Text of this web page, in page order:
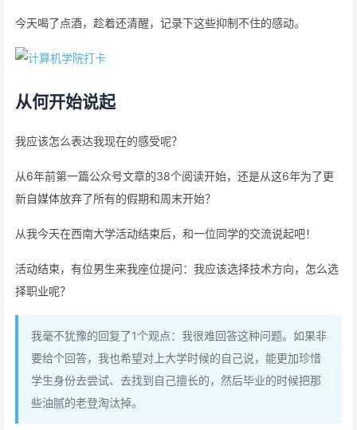
今天喝了点酒，趁着还清醒，记录下这些抑制不住的感动。
从何开始说起
我应该怎么表达我现在的感受呢？
从6年前第一篇公众号文章的38个阅读开始，还是从这6年为了更
新自媒体放弃了所有的假期和周末开始？
从我今天在西南大学活动结束后，和一位同学的交流说起吧！
活动结束，有位男生来我座位提问：我应该选择技术方向，怎么选
择职业呢？
我毫不犹豫的回复了1个观点：我很难回答这种问题。如果非
要给个回答，我也希望对上大学时候的自己说，能更加珍惜
学生身份去尝试、去找到自己擅长的，然后毕业的时候把那
些油腻的老登淘汰掉。